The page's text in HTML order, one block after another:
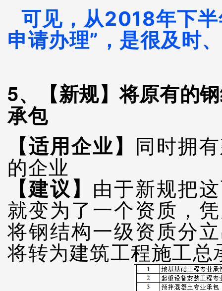
可见，从2018年下
申请办理”，是很及时
5、【新规】将原有的
承包
【适用企业】
同时拥
的企业
【建议】 由于新规把
就变为了一个资质，
将钢结构一级资质分
将转为建筑工程施工